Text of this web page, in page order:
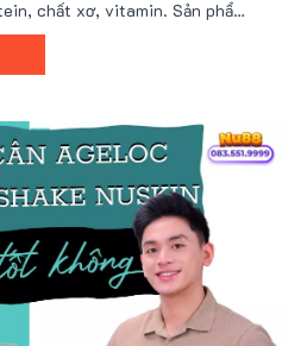
chất xơ, vitamin. Sản phẩm
lối sống bận rộn và mục
tại Nu88!